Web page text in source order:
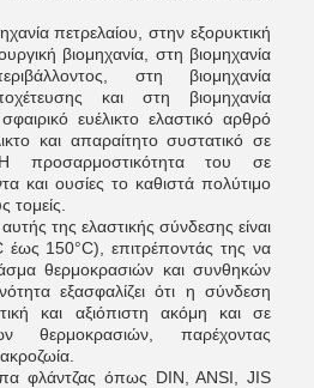
πετρελαίου, στην εξορυκτική
βιομηχανία, στη βιομηχανία
στη βιομηχανία
και στη βιομηχανία
ευέλικτο ελαστικό αρθρό
και απαραίτητο συστατικό σε
προσαρμοστικότητα του σε
και ουσίες το καθιστά πολύτιμο
τομείς.
της ελαστικής σύνδεσης είναι
150°C), επιτρέποντάς της να
θερμοκρασιών και συνθηκών
εξασφαλίζει ότι η σύνδεση
και αξιόπιστη ακόμη και σε
θερμοκρασιών, παρέχοντας
φλάντζας όπως DIN, ANSI, JIS